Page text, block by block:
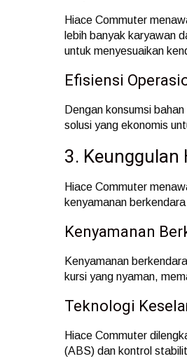
Hiace Commuter
lebih banyak karyawan
untuk menyesuaikan
Efisiensi
Dengan konsumsi
solusi yang ekonomis
3. Keunggulan
Hiace Commuter
kenyamanan
Kenyamanan
Kenyamanan
kursi yang nyaman,
Teknologi
Hiace Commuter
(ABS) dan kontrol